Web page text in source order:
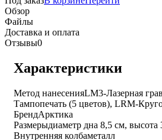
Обзор
Файлы
Доставка и оплата
Отзывы0
Характеристики
Метод нанесенияLM3-Лазерная
Тампопечать (5 цветов), LRM-
БрендАрктика
Размерыдиаметр дна 8,5 см, высота
Внутренняя колбаметалл